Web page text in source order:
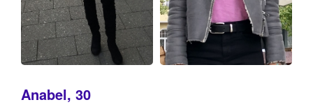
Anabel, 30